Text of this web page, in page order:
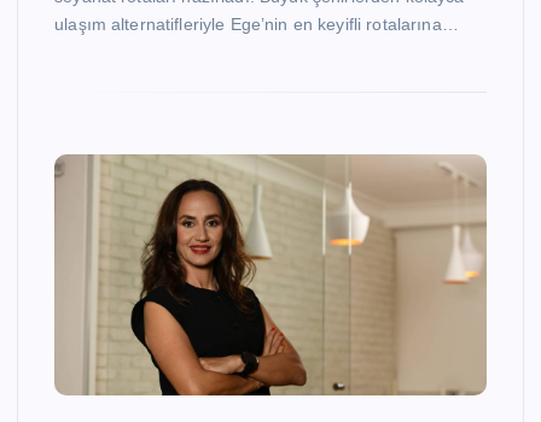
ulaşım alternatifleriyle Ege’nin en keyifli rotalarına…